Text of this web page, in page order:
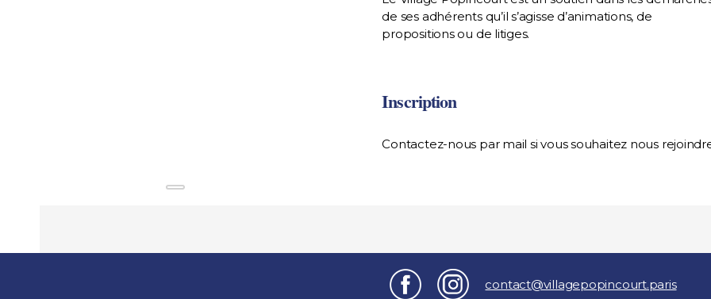
de ses adhérents qu’il s’agisse d’animations, de
propositions ou de litiges.
Inscription
Contactez-nous par mail si vous souhaitez nous
contact@villagepopincourt.paris